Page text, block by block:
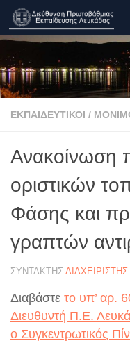
Skip to content
ΕΚΠΑΙΔΕΥΤΙΚΟΊ /
Ανακοίνωση
οριστικών
Φάσης και
γραπτών
ΣΥΝΤΆΚΤΗΣ
Διαβάστε το υπ’ αρ.
Διευθυντή Π.Ε.
ο Συγκεντρωτικός